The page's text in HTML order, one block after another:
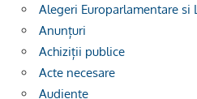
Alegeri Europarlamentare si
Anunțuri
Achiziții publice
Acte necesare
Audiențe